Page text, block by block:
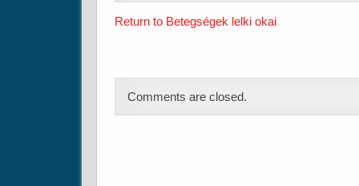
Return to Betegségek lelki okai
Comments are closed.